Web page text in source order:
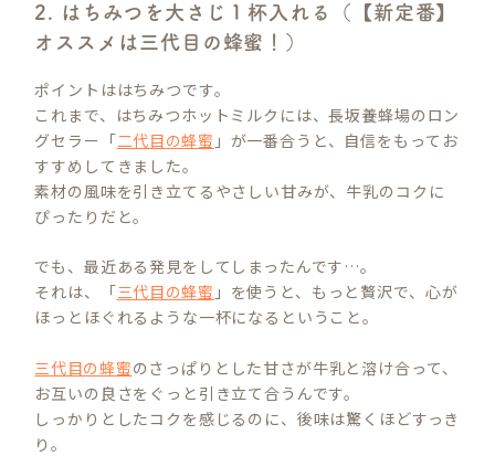
2. はちみつを大さじ１杯入れる（【新定番】
オススメは三代目の蜂蜜！）
ポイントははちみつです。
これまで、はちみつホットミルクには、長坂養蜂場のロン
グセラー「二代目の蜂蜜 」が一番合うと、自信をもってお
すすめしてきました。
素材の風味を引き立てるやさしい甘みが、牛乳のコクに
ぴったりだと。
でも、最近ある発見をしてしまったんです…。
それは、「三代目の蜂蜜 」を使うと、もっと贅沢で、心が
ほっとほぐれるような一杯になるということ。
三代目の蜂蜜のさっぱりとした甘さが牛乳と溶け合って、
お互いの良さをぐっと引き立て合うんです。
しっかりとしたコクを感じるのに、後味は驚くほどすっき
り。